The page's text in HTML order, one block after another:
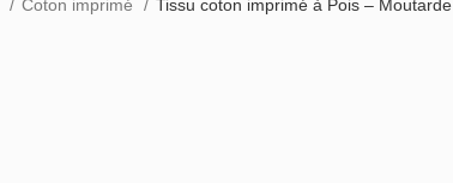
Coton imprimé Tissu coton imprimé à Pois – Moutarde